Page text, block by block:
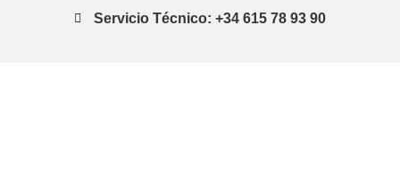
Servicio Técnico: +34 615 78 93 90